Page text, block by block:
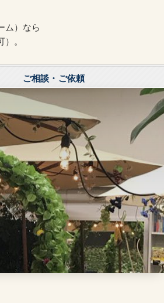
ム）なら
。
ご相談・ご依頼